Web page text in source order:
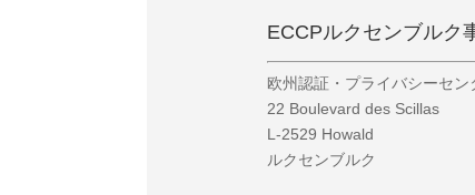
ECCPルクセンブルク
欧州認証・プライバシーセン
22 Boulevard des Scillas
L-2529 Howald
ルクセンブルク